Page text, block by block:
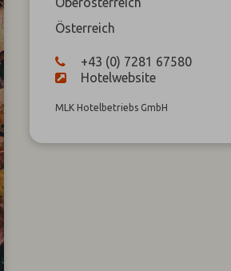
Österreich
+43 (0) 7281 67580
Hotelwebsite
MLK Hotelbetriebs GmbH